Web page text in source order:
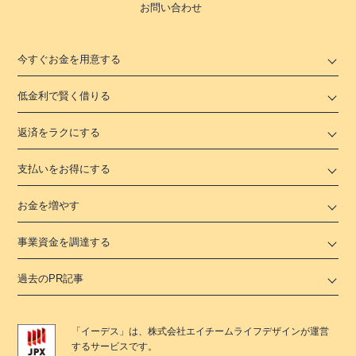
お問い合わせ
今すぐお金を用意する
低金利で賢く借りる
返済をラクにする
支払いをお得にする
お金を増やす
事業資金を調達する
過去のPR記事
「 イーデス 」は、株式会社エイチームライフデザインが運営
するサービスです。